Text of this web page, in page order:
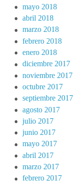
mayo 2018
abril 2018
marzo 2018
febrero 2018
enero 2018
diciembre 2017
noviembre 2017
octubre 2017
septiembre 2017
agosto 2017
julio 2017
junio 2017
mayo 2017
abril 2017
marzo 2017
febrero 2017